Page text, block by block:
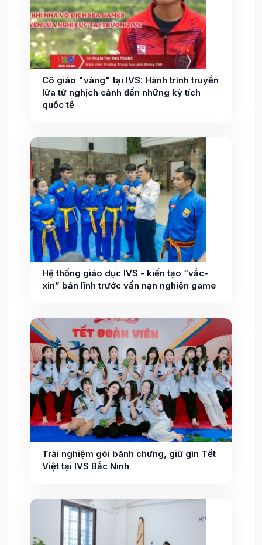
Cô giáo "vàng" tại IVS: Hành trình truyền
lửa từ nghịch cảnh đến những kỳ tích
quốc tế
Hệ thống giáo dục IVS - kiến tạo “vắc-
xin” bản lĩnh trước vấn nạn nghiện game
Trải nghiệm gói bánh chưng, giữ gìn Tết
Việt tại IVS Bắc Ninh